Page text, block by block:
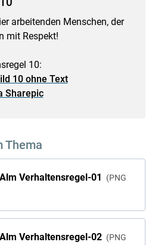
arbeitenden Menschen, der
mit Respekt!
10:
10 ohne Text
Sharepic
Thema
Verhaltensregel-01
PNG
Verhaltensregel-02
PNG